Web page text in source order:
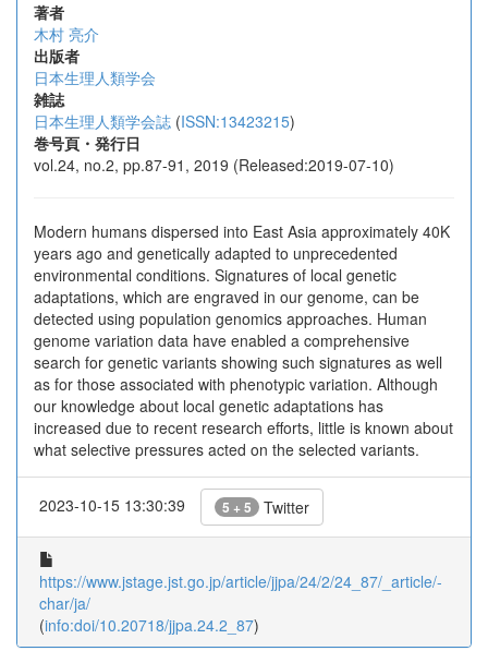
著者
木村 亮介
出版者
日本生理人類学会
雑誌
日本生理人類学会誌 (ISSN:13423215)
巻号頁・発行日
vol.24, no.2, pp.87-91, 2019 (Released:2019-07-10)
Modern humans dispersed into East Asia approximately 40K
years ago and genetically adapted to unprecedented
environmental conditions. Signatures of local genetic
adaptations, which are engraved in our genome, can be
detected using population genomics approaches. Human
genome variation data have enabled a comprehensive
search for genetic variants showing such signatures as well
as for those associated with phenotypic variation. Although
our knowledge about local genetic adaptations has
increased due to recent research efforts, little is known about
what selective pressures acted on the selected variants.
2023-10-15 13:30:39 5 + 5 Twitter
https://www.jstage.jst.go.jp/article/jjpa/24/2/24_87/_article/-
char/ja/
(info:doi/10.20718/jjpa.24.2_87)